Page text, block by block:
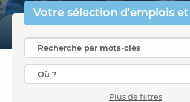
À propos de French TEX
Votre sélection d'emplois
Plus de filtres